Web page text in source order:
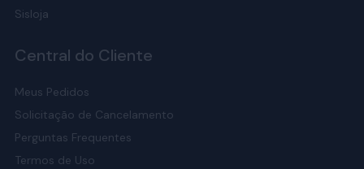
Sisloja
Central do Cliente
Meus Pedidos
Solicitação de Cancelamento
Perguntas Frequentes
Termos de Uso